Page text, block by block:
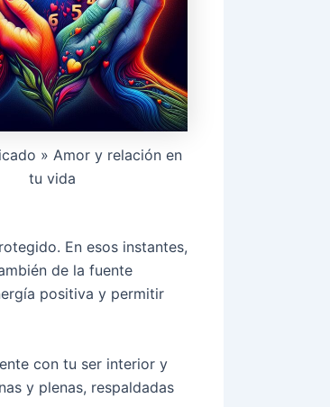
» Amor y relación en
tu vida
En esos instantes,
de la fuente
positiva y permitir
con tu ser interior y
y plenas, respaldadas